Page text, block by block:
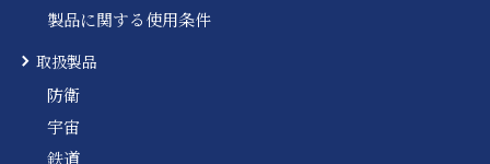
製品に関する使用条件
取扱製品
防衛
宇宙
鉄道